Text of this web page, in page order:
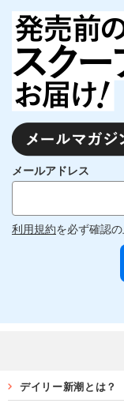
メールアドレス
利用規約を必ず確認
デイリー新潮とは？